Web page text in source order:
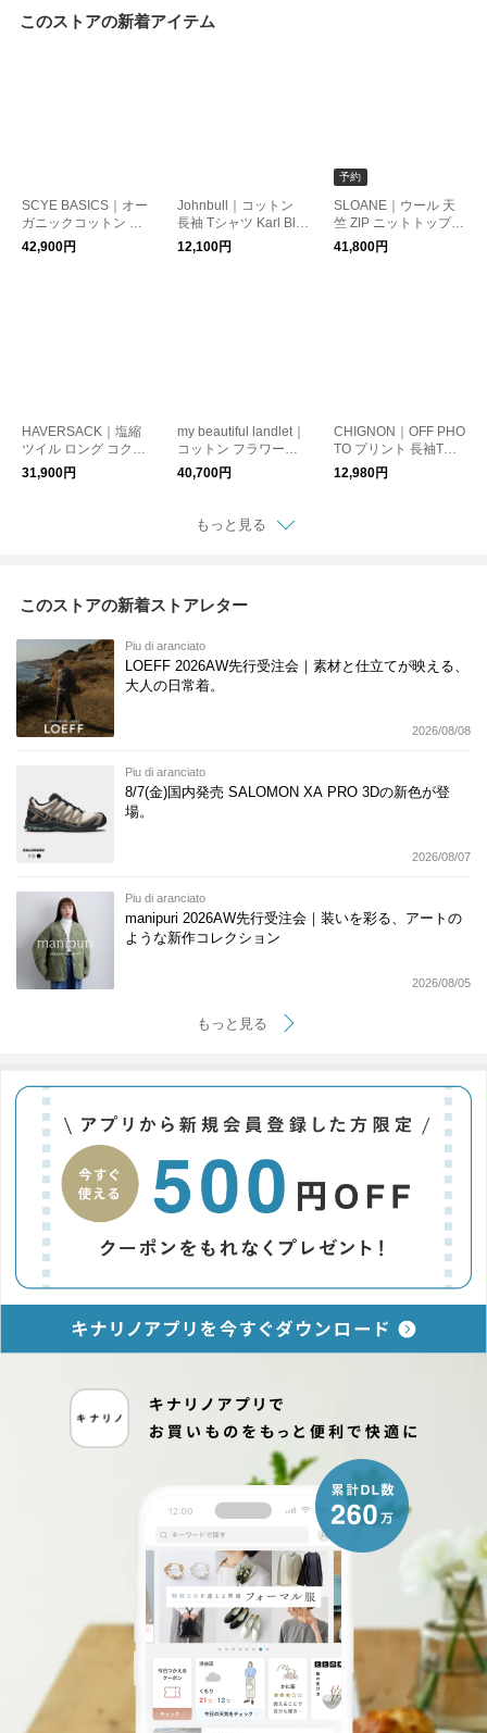
このストアの新着アイテム
SCYE BASICS｜オー
ガニックコットン ユ
ーズドウォッシュ バ
ギーデニムパンツ 572
42,900円
Johnbull｜コットン
長袖 Tシャツ Karl Blo
ssfeldt Cucurbita / Ce
ntaurea Ruthenica LS
12,100円
予約
SLOANE｜ウール 天
竺 ZIP ニットトップス
sl11w-1267【2026aw
先行受注会】
41,800円
HAVERSACK｜塩縮
ツイル ロング コクー
ン スカート 362622
31,900円
my beautiful landlet｜
コットン フラワー柄
ツータック ワイドパ
ンツ mbl-wd-chino-pt
40,700円
CHIGNON｜OFF PHO
TO プリント 長袖Tシ
ャツ 8464-154kk
12,980円
もっと見る
このストアの新着ストアレター
Piu di aranciato
LOEFF 2026AW先行受注会｜素材と仕立てが映える、
大人の日常着。
2026/08/08
Piu di aranciato
8/7(金)国内発売 SALOMON XA PRO 3Dの新色が登
場。
2026/08/07
Piu di aranciato
manipuri 2026AW先行受注会｜装いを彩る、アートの
ような新作コレクション
2026/08/05
もっと見る